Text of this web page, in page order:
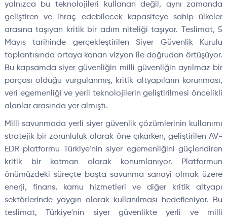
yalnızca bu teknolojileri kullanan değil, aynı zamanda
geliştiren ve ihraç edebilecek kapasiteye sahip ülkeler
arasına taşıyan kritik bir adım niteliği taşıyor. Teslimat, 5
Mayıs tarihinde gerçekleştirilen Siyer Güvenlik Kurulu
toplantısında ortaya konan vizyon ile doğrudan örtüşüyor.
Bu kapsamda siyer güvenliğin milli güvenliğin ayrılmaz bir
parçası olduğu vurgulanmış, kritik altyapıların korunması,
veri egemenliği ve yerli teknolojilerin geliştirilmesi öncelikli
alanlar arasında yer almıştı.
Milli savunmada yerli siyer güvenlik çözümlerinin kullanımı
stratejik bir zorunluluk olarak öne çıkarken, geliştirilen AV-
EDR platformu Türkiye'nin siyer egemenliğini güçlendiren
kritik bir katman olarak konumlanıyor. Platformun
önümüzdeki süreçte başta savunma sanayi olmak üzere
enerji, finans, kamu hizmetleri ve diğer kritik altyapı
sektörlerinde yaygın olarak kullanılması hedefleniyor. Bu
teslimat, Türkiye'nin siyer güvenlikte yerli ve milli